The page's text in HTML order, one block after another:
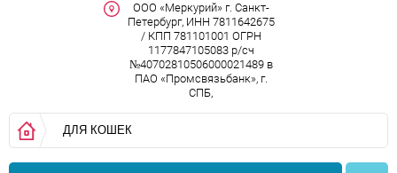
ООО «Меркурий» г. Санкт-
Петербург, ИНН 7811642675
/ КПП 781101001 ОГРН
1177847105083 р/сч
№40702810506000021489 в
ПАО «Промсвязьбанк», г.
СПБ,
ДЛЯ КОШЕК